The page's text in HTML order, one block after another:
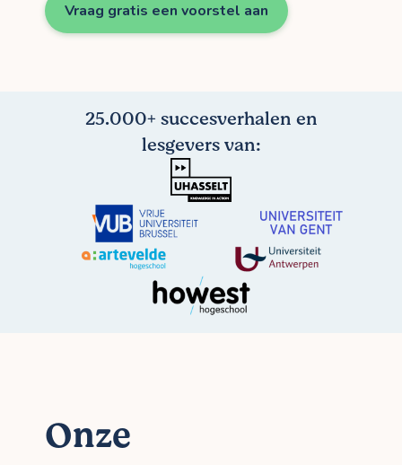
Vraag gratis een voorstel aan
25.000+ succesverhalen en
lesgevers van:
Onze